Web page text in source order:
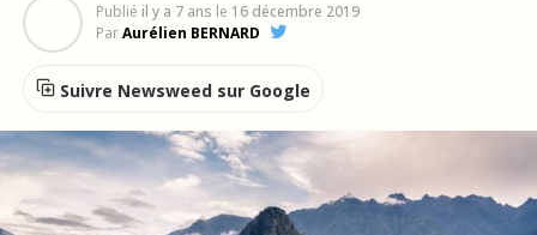
Publié il y a 7 ans le 16 décembre 2019
ParAurélien BERNARD
Suivre Newsweed sur Google